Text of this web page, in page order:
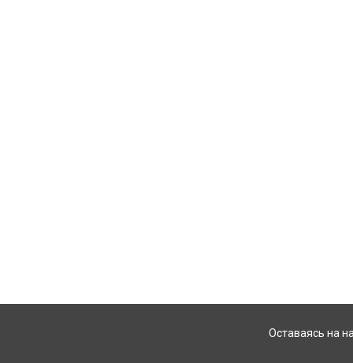
Оставаясь на